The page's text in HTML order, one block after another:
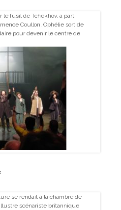
le fusil de Tchekhov, à part
Coullon, Ophélie sort de
pour devenir le centre de
se rendait à la chambre de
scénariste britannique